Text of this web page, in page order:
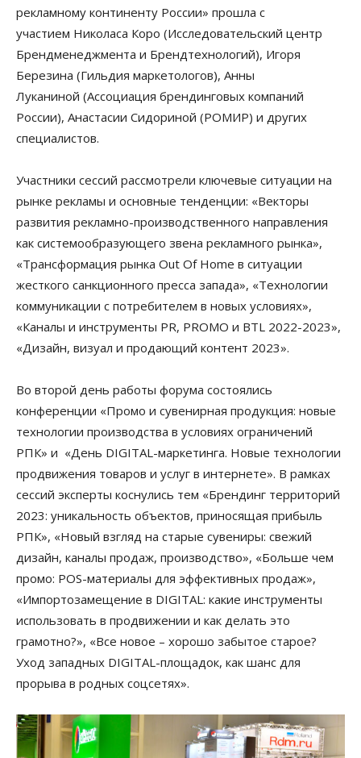
рекламному континенту России» прошла с
участием Николаса Коро (Исследовательский центр
Брендменеджмента и Брендтехнологий), Игоря
Березина (Гильдия маркетологов), Анны
Луканиной (Ассоциация брендинговых компаний
России), Анастасии Сидориной (РОМИР) и других
специалистов.
Участники сессий рассмотрели ключевые ситуации на
рынке рекламы и основные тенденции: «Векторы
развития рекламно-производственного направления
как системообразующего звена рекламного рынка»,
«Трансформация рынка Оut Of Нome в ситуации
жесткого санкционного пресса запада», «Технологии
коммуникации с потребителем в новых условиях»,
«Каналы и инструменты PR, PROMO и BTL 2022-2023»,
«Дизайн, визуал и продающий контент 2023».
Во второй день работы форума состоялись
конференции «Промо и сувенирная продукция: новые
технологии производства в условиях ограничений
РПК» и «День DIGITAL-маркетинга. Новые технологии
продвижения товаров и услуг в интернете». В рамках
сессий эксперты коснулись тем «Брендинг территорий
2023: уникальность объектов, приносящая прибыль
РПК», «Новый взгляд на старые сувениры: свежий
дизайн, каналы продаж, производство», «Больше чем
промо: POS-материалы для эффективных продаж»,
«Импортозамещение в DIGITAL: какие инструменты
использовать в продвижении и как делать это
грамотно?», «Все новое – хорошо забытое старое?
Уход западных DIGITAL-площадок, как шанс для
прорыва в родных соцсетях».